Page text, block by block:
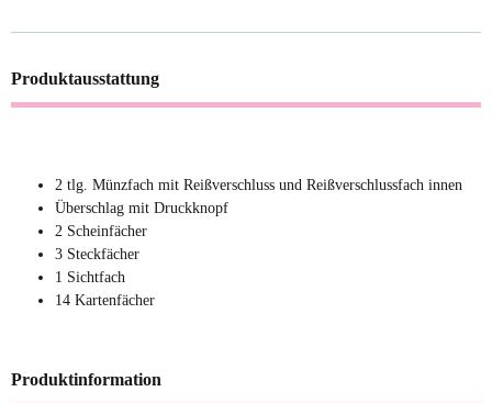
Produktausstattung
2 tlg. Münzfach mit Reißverschluss und Reißverschlussfach innen
Überschlag mit Druckknopf
2 Scheinfächer
3 Steckfächer
1 Sichtfach
14 Kartenfächer
Produktinformation